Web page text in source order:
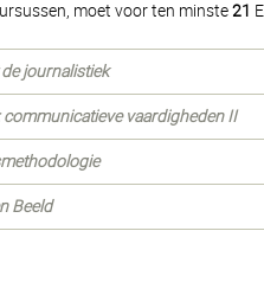
moet voor ten minste21
journalistiek
communicatieve vaardigheden II
Beeld